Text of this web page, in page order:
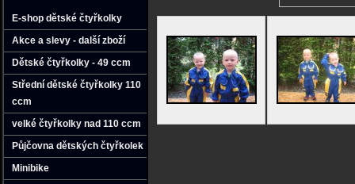
E-shop dětské čtyřkolky
Akce a slevy - další zboží
Dětské čtyřkolky - 49 ccm
Střední dětské čtyřkolky 110
ccm
velké čtyřkolky nad 110 ccm
Půjčovna dětských čtyřkolek
Minibike